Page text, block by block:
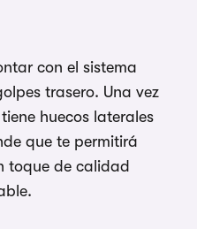
con el sistema
trasero. Una vez
huecos laterales
que te permitirá
toque de calidad